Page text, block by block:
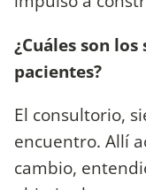
¿Cuáles son
pacientes?
El consultorio,
encuentro. Allí
cambio,